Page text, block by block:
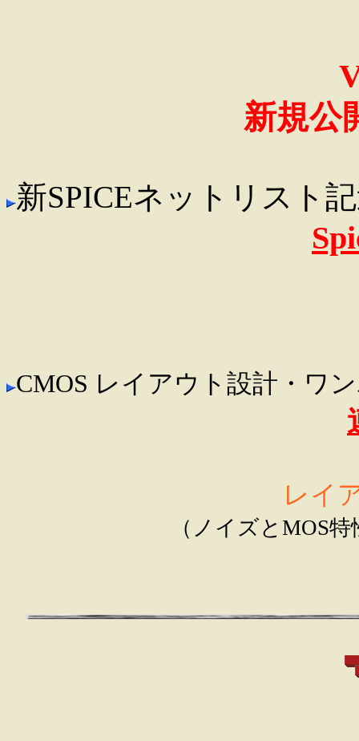
新規公
新SPICEネットリスト
CMOS レイアウト設計・ワ
レイ
（ノイズとMOS